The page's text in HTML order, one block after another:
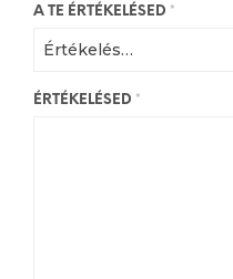
A TE ÉRTÉKELÉSED *
ÉRTÉKELÉSED *